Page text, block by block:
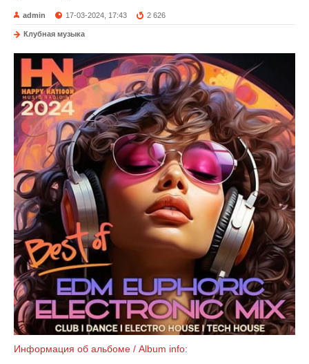
admin 17-03-2024, 17:43 2 626
Клубная музыка
Информация об альбоме / Album info: